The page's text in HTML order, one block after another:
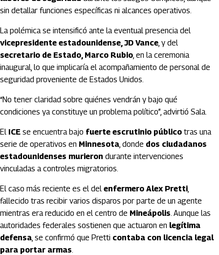
sin detallar funciones específicas ni alcances operativos.
La polémica se intensificó ante la eventual presencia del
vicepresidente estadounidense, JD Vance, y del
secretario de Estado, Marco Rubio, en la ceremonia
inaugural, lo que implicaría el acompañamiento de personal de
seguridad proveniente de Estados Unidos.
“No tener claridad sobre quiénes vendrán y bajo qué
condiciones ya constituye un problema político”, advirtió Sala.
El ICE se encuentra bajo fuerte escrutinio público tras una
serie de operativos en Minnesota, donde dos ciudadanos
estadounidenses murieron durante intervenciones
vinculadas a controles migratorios.
El caso más reciente es el del enfermero Alex Pretti,
fallecido tras recibir varios disparos por parte de un agente
mientras era reducido en el centro de Mineápolis. Aunque las
autoridades federales sostienen que actuaron en legítima
defensa, se confirmó que Pretti contaba con licencia legal
para portar armas.